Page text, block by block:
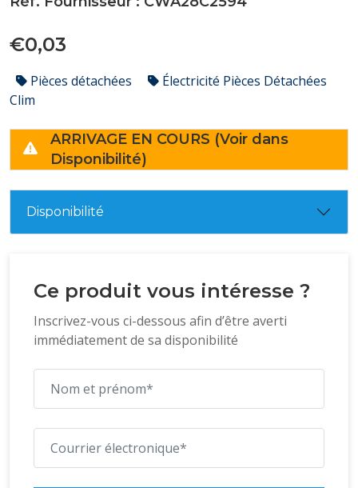
€0,03
Pièces détachées
Électricité Pièces Détachées
Clim
ARRIVAGE EN COURS (Voir dans
Disponibilité)
Disponibilité
Ce produit vous intéresse ?
Inscrivez-vous ci-dessous afin d’être averti
immédiatement de sa disponibilité